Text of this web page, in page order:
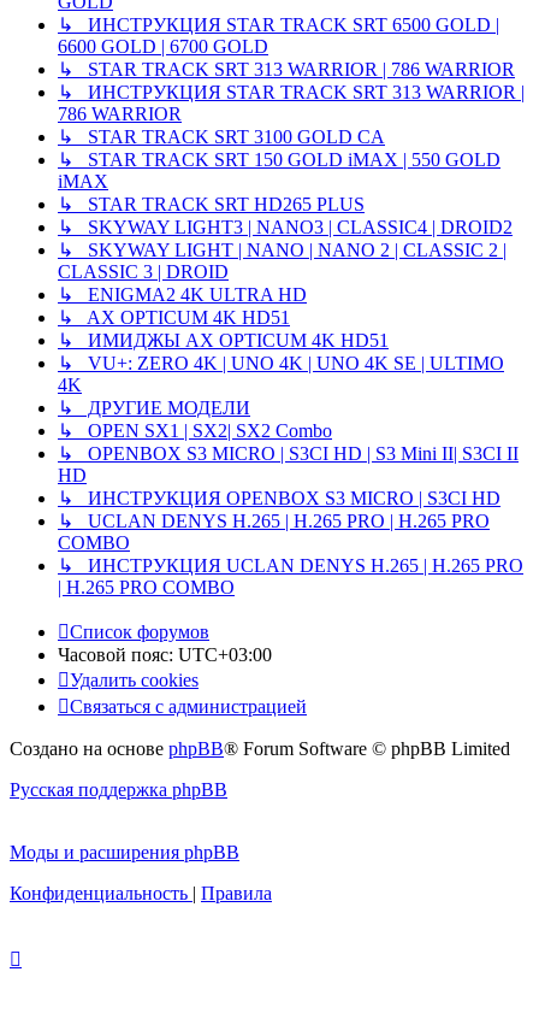
↳ ИНСТРУКЦИЯ STAR TRACK SRT 6500 GOLD |
6600 GOLD | 6700 GOLD
↳ STAR TRACK SRT 313 WARRIOR | 786 WARRIOR
↳ ИНСТРУКЦИЯ STAR TRACK SRT 313 WARRIOR |
786 WARRIOR
↳ STAR TRACK SRT 3100 GOLD CA
↳ STAR TRACK SRT 150 GOLD iMAX | 550 GOLD
iMAX
↳ STAR TRACK SRT HD265 PLUS
↳ SKYWAY LIGHT3 | NANO3 | CLASSIC4 | DROID2
↳ SKYWAY LIGHT | NANO | NANO 2 | CLASSIC 2 |
CLASSIC 3 | DROID
↳ ENIGMA2 4K ULTRA HD
↳ AX OPTICUM 4K HD51
↳ ИМИДЖЫ AX OPTICUM 4K HD51
↳ VU+: ZERO 4K | UNO 4K | UNO 4K SE | ULTIMO
4K
↳ ДРУГИЕ МОДЕЛИ
↳ OPEN SX1 | SX2| SX2 Combo
↳ OPENBOX S3 MICRO | S3CI HD | S3 Mini II| S3CI II
HD
↳ ИНСТРУКЦИЯ OPENBOX S3 MICRO | S3CI HD
↳ UCLAN DENYS H.265 | H.265 PRO | H.265 PRO
COMBO
↳ ИНСТРУКЦИЯ UCLAN DENYS H.265 | H.265 PRO
| H.265 PRO COMBO
Список форумов
Часовой пояс: UTC+03:00
Удалить cookies
Связаться с администрацией
Создано на основе phpBB® Forum Software © phpBB Limited
Русская поддержка phpBB
Моды и расширения phpBB
Конфиденциальность | Правила